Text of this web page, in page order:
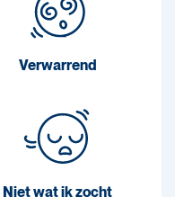
Verwarrend
Niet wat ik zocht